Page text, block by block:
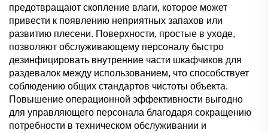
предотвращают скопление влаги, которое может
привести к появлению неприятных запахов или
развитию плесени. Поверхности, простые в уходе,
позволяют обслуживающему персоналу быстро
дезинфицировать внутренние части шкафчиков для
раздевалок между использованием, что способствует
соблюдению общих стандартов чистоты объекта.
Повышение операционной эффективности выгодно
для управляющего персонала благодаря сокращению
потребности в техническом обслуживании и